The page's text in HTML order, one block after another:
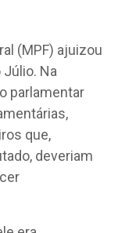
(MPF) ajuizou
Na
parlamentar
que,
deveriam